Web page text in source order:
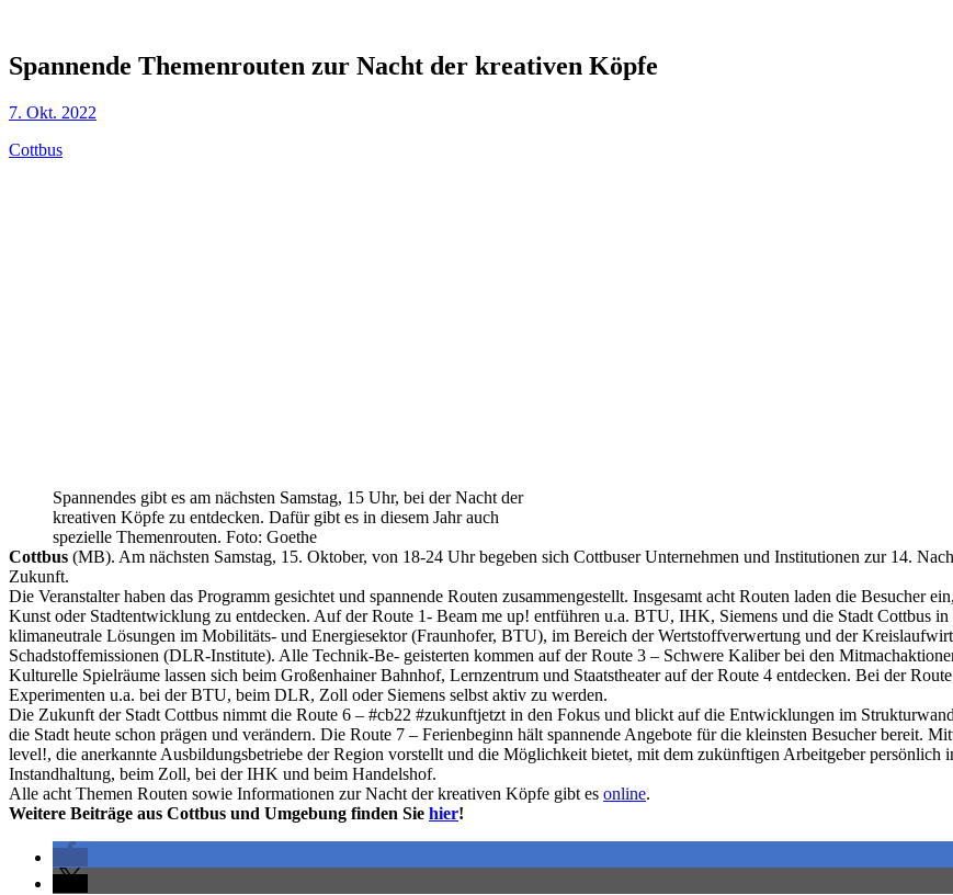
Spannende Themenrouten zur Nacht der kreativen Köpfe
7. Okt. 2022
Cottbus
Spannendes gibt es am nächsten Samstag, 15 Uhr, bei der Nacht der
kreativen Köpfe zu entdecken. Dafür gibt es in diesem Jahr auch
spezielle Themenrouten. Foto: Goethe
Cottbus (MB). Am nächsten Samstag, 15. Oktober, von 18-24 Uhr begeben sich Cottbuser Unternehmen und Institutionen zur 14.
Zukunft.
Die Veranstalter haben das Programm gesichtet und spannende Routen zusammengestellt. Insgesamt acht Routen laden die
Kunst oder Stadtentwicklung zu entdecken. Auf der Route 1- Beam me up! entführen u.a. BTU, IHK, Siemens und die Stadt Cottbus
klimaneutrale Lösungen im Mobilitäts- und Energiesektor (Fraunhofer, BTU), im Bereich der Wertstoffverwertung und der
Schadstoffemissionen (DLR-Institute). Alle Technik-Be- geisterten kommen auf der Route 3 – Schwere Kaliber bei den
Kulturelle Spielräume lassen sich beim Großenhainer Bahnhof, Lernzentrum und Staatstheater auf der Route 4 entdecken. Bei der
Experimenten u.a. bei der BTU, beim DLR, Zoll oder Siemens selbst aktiv zu werden.
Die Zukunft der Stadt Cottbus nimmt die Route 6 – #cb22 #zukunftjetzt in den Fokus und blickt auf die Entwicklungen im
die Stadt heute schon prägen und verändern. Die Route 7 – Ferienbeginn hält spannende Angebote für die kleinsten Besucher bereit.
level!, die anerkannte Ausbildungsbetriebe der Region vorstellt und die Möglichkeit bietet, mit dem zukünftigen Arbeitgeber persönlich
Instandhaltung, beim Zoll, bei der IHK und beim Handelshof.
Alle acht Themen Routen sowie Informationen zur Nacht der kreativen Köpfe gibt es online.
Weitere Beiträge aus Cottbus und Umgebung finden Sie hier!